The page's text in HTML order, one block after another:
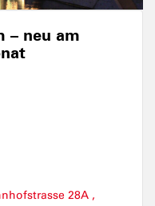
– neu am
28A ,